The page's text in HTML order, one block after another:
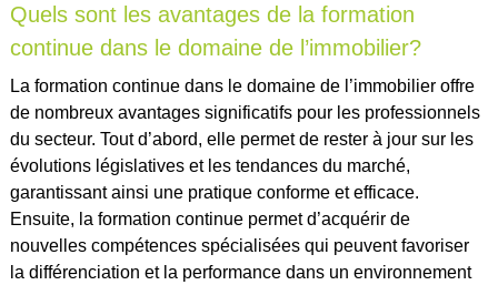
Quels sont les avantages de la formation
continue dans le domaine de l’immobilier?
La formation continue dans le domaine de l’immobilier offre
de nombreux avantages significatifs pour les professionnels
du secteur. Tout d’abord, elle permet de rester à jour sur les
évolutions législatives et les tendances du marché,
garantissant ainsi une pratique conforme et efficace.
Ensuite, la formation continue permet d’acquérir de
nouvelles compétences spécialisées qui peuvent favoriser
la différenciation et la performance dans un environnement